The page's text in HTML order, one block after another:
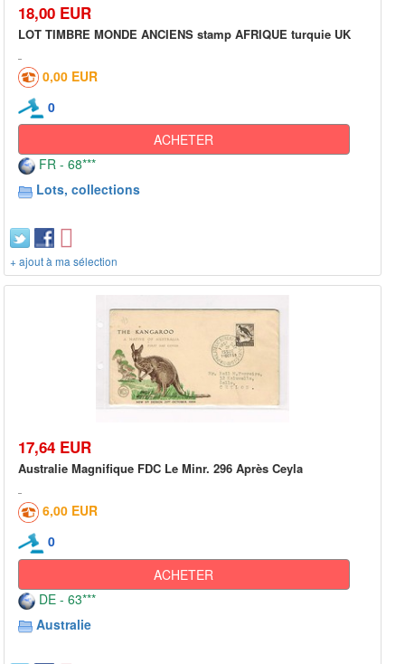
18,00 EUR
LOT TIMBRE MONDE ANCIENS stamp AFRIQUE turquie UK
0,00 EUR
0
ACHETER
FR - 68***
Lots, collections
+ ajout à ma sélection
17,64 EUR
Australie Magnifique FDC Le Minr. 296 Après Ceyla
6,00 EUR
0
ACHETER
DE - 63***
Australie